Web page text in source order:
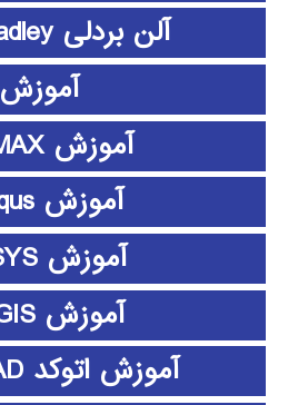
آلن بردلی Allen bradley
آموزش
آموزش 3D MAX
آموزش abaqus
آموزش ANSYS
آموزش ArcGIS
آموزش اتوکد AUTOCAD